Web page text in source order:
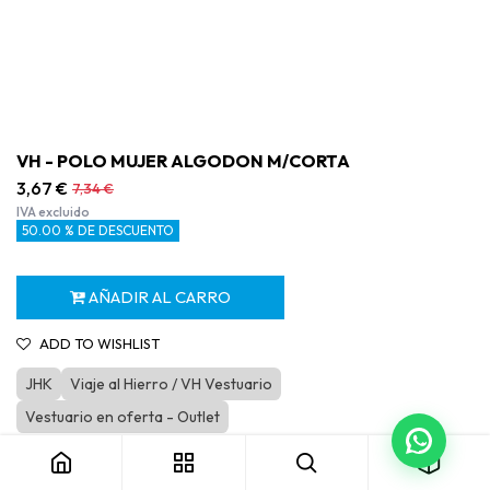
VH - POLO MUJER ALGODON M/CORTA
3,67 € 7,34€
IVA excluido
50.00 % DE DESCUENTO
AÑADIR AL CARRO
ADD TO WISHLIST
JHK
Viaje al Hierro / VH Vestuario
Vestuario en oferta - Outlet
Categoría: VH Vestuario